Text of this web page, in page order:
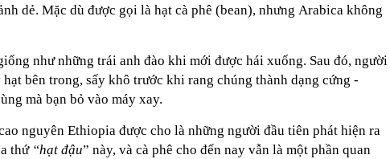
dẻ. Mặc dù được gọi là hạt cà phê (bean), nhưng Arabica không
như những trái anh đào khi mới được hái xuống. Sau đó, người
bên trong, sấy khô trước khi rang chúng thành dạng cứng -
mà bạn bỏ vào máy xay.
nguyên Ethiopia được cho là những người đầu tiên phát hiện ra
thứ “hạt đậu” này, và cà phê cho đến nay vẫn là một phần quan